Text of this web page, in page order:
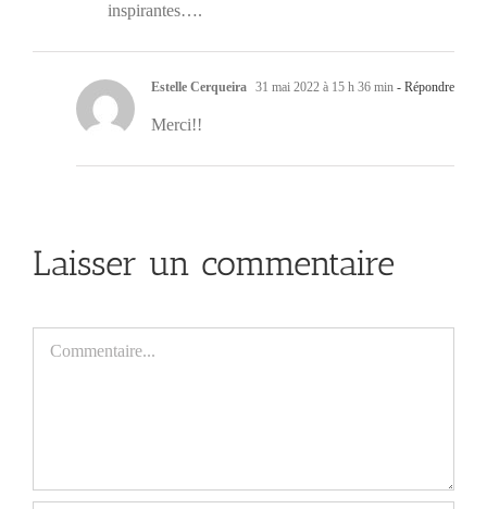
inspirantes….
Estelle Cerqueira 31 mai 2022 à 15 h 36 min - Répondre
Merci!!
Laisser un commentaire